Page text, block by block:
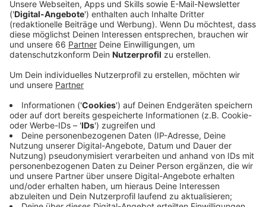
gegen Frankreich am 17. Juni. Ein Wermutstropfen
ist die neue Stadtbahn U81 - sie wird nicht, wie
eigentlich geplant, fertig.
Veröffentlicht:Dienstag, 05.03.2024 06:23
Anzeige
Es hakt vor allem an den Bauarbeiten am neuen U-
Bahnhof "Flughafen", dass das Ziel gerissen wird. Auch
der mal angedachte Umbau der Strecke zwischen
Kennedydamm und Arena bleibt Zukunftsmusik - damit
hätten Stadtbahnen mit vier Waggons Fans
transportieren können. Trotzdem ist die Vorfreude in